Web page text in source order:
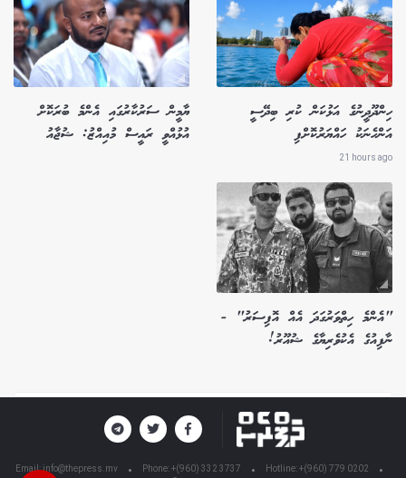
ހިންދޫދީނުގެ އަޅުކަން ކުރި ބިދޭސީ
އަންހެނަކު ހައްޔަރުކޮށްފި
21 hours ago
ޔާމީން ސަރުކާރުގައި އެންމެ ބުރަކޮށް
އުޅުއްވީ ރައީސް މުއިއްޒު: ޝުޖާއު
"އެންމެ ހިތްވަރުގަދަ އެއް އޮފިސަރު" -
ނާފިއުގެ އެކުވެރިޔާގެ ޝުއޫރު!
Email:info@thepress.mv Phone: +(960) 332 3737
Hotline: +(960) 779 0202